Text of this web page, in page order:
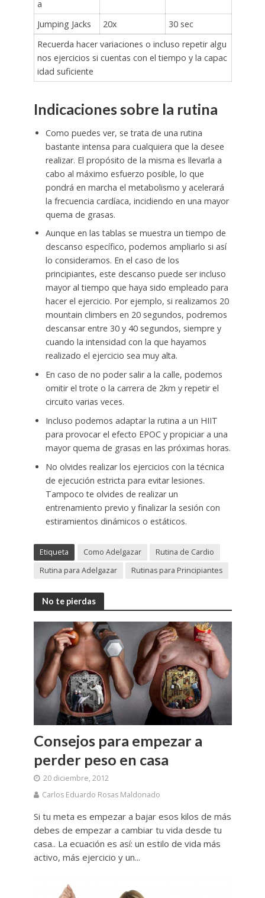
a
Jumping Jacks 20x
30 sec
Recuerda hacer variaciones o incluso repetir algu
nos ejercicios si cuentas con el tiempo y la capac
idad suficiente
Indicaciones sobre la rutina
Como puedes ver, se trata de una rutina
bastante intensa para cualquiera que la desee
realizar. El propósito de la misma es llevarla a
cabo al máximo esfuerzo posible, lo que
pondrá en marcha el metabolismo y acelerará
la frecuencia cardíaca, incidiendo en una mayor
quema de grasas.
Aunque en las tablas se muestra un tiempo de
descanso específico, podemos ampliarlo si así
lo consideramos. En el caso de los
principiantes, este descanso puede ser incluso
mayor al tiempo que haya sido empleado para
hacer el ejercicio. Por ejemplo, si realizamos 20
mountain climbers en 20 segundos, podremos
descansar entre 30 y 40 segundos, siempre y
cuando la intensidad con la que hayamos
realizado el ejercicio sea muy alta.
En caso de no poder salir a la calle, podemos
omitir el trote o la carrera de 2km y repetir el
circuito varias veces.
Incluso podemos adaptar la rutina a un HIIT
para provocar el efecto EPOC y propiciar a una
mayor quema de grasas en las próximas horas.
No olvides realizar los ejercicios con la técnica
de ejecución estricta para evitar lesiones.
Tampoco te olvides de realizar un
entrenamiento previo y finalizar la sesión con
estiramientos dinámicos o estáticos.
Etiqueta Como Adelgazar
Rutina de Cardio
Rutina para Adelgazar
Rutinas para Principiantes
No te pierdas
Consejos para empezar a
perder peso en casa
20 diciembre, 2012
Carlos Eduardo Rosas Maldonado
Si tu meta es empezar a bajar esos kilos de más
debes de empezar a cambiar tu vida desde tu
casa.. La ecuación es así: un estilo de vida más
activo, más ejercicio y un...